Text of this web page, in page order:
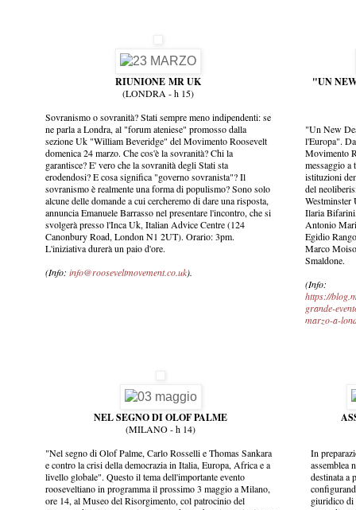
RIUNIONE MR UK
(LONDRA - h 15)
Sovranismo o sovranità? Stati sempre meno indipendenti: se
ne parla a Londra, al "forum ateniese" promosso dalla
sezione Uk "William Beveridge" del Movimento Roosevelt
domenica 24 marzo. Che cos'è la sovranità? Chi la
garantisce? E' vero che la sovranità degli Stati sta
erodendosi? E cosa significa "governo sovranista"? Il
sovranismo è realmente una forma di populismo? Sono solo
alcune delle domande a cui cercheremo di dare una risposta,
annuncia Emanuele Barrasso nel presentare l'incontro, che si
svolgerà presso l'Inca Uk, Italian Advice Centre (124
Canonbury Road, London N1 2UT). Orario: 3pm.
L'iniziativa durerà un paio d'ore.
(Info: info@rooseveltmovement.co.uk).
"UN
"Un New
l'Europa".
Movimento
messaggio a
istituzioni
del
Ilaria
Antonio
Egidio
Marco
Smaldone.
(Info:
https://
grande-
marzo-a-
NEL SEGNO DI OLOF PALME
(MILANO - h 14)
"Nel segno di Olof Palme, Carlo Rosselli e Thomas Sankara
e contro la crisi della democrazia in Italia, Europa, Africa e a
livello globale". Questo il tema dell'importante evento
rooseveltiano in programma il prossimo 3 maggio a Milano,
ore 14, al Museo del Risorgimento, col patrocinio del
In
assemblea
destinata a
giuridico di